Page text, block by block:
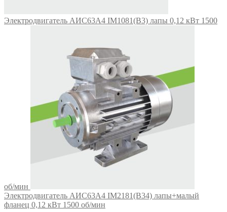
Электродвигатель АИС63А4 IM1081(B3) лапы 0,12 кВт 1500
об/мин
Электродвигатель АИС63А4 IM2181(B34) лапы+малый
фланец 0,12 кВт 1500 об/мин